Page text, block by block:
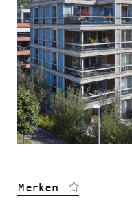
Inhalt
Merken